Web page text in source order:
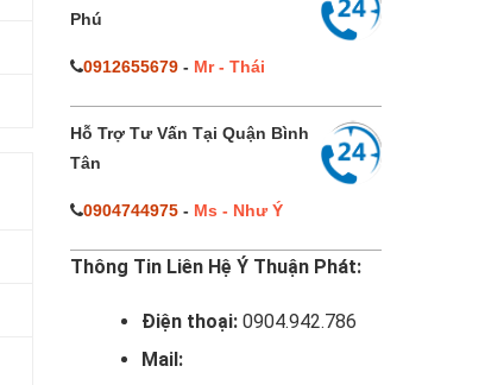
Phú
0912655679- Mr - Thái
Hỗ Trợ Tư Vấn Tại Quận Bình
Tân
0904744975- Ms - Như Ý
Thông Tin Liên Hệ Ý Thuận Phát:
Điện thoại: 0904.942.786
Mail: